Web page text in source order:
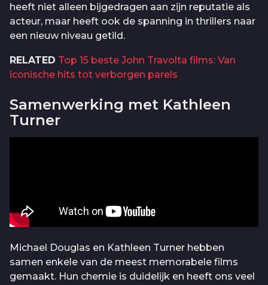
heeft niet alleen bijgedragen aan zijn reputatie als
acteur, maar heeft ook de spanning in thrillers naar
een nieuw niveau getild.
RELATED Top 15 beste John Travolta films: Van
iconische hits tot verborgen parels
Samenwerking met Kathleen
Turner
Michael Douglas en Kathleen Turner hebben
samen enkele van de meest memorabele films
gemaakt. Hun chemie is duidelijk en heeft ons veel